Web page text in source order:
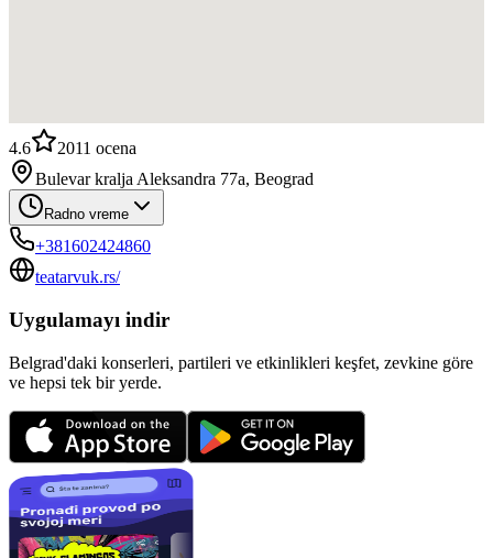
4.6 2011 ocena
Bulevar kralja Aleksandra 77a, Beograd
Radno vreme
+381602424860
teatarvuk.rs/
Uygulamayı indir
Belgrad'daki konserleri, partileri ve etkinlikleri keşfet, zevkine göre
ve hepsi tek bir yerde.